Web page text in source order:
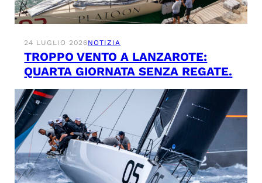
24 LUGLIO 2026NOTIZIA
TROPPO VENTO A LANZAROTE:
QUARTA GIORNATA SENZA REGATE.